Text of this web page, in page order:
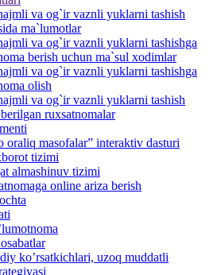
va og`ir vaznli yuklarni tashish
ma`lumotlar
va og`ir vaznli yuklarni tashishga
berish uchun ma`sul xodimlar
va og`ir vaznli yuklarni tashishga
olish
va og`ir vaznli yuklarni tashish
ruxsatnomalar
oraliq masofalar” interaktiv dasturi
tizimi
almashinuv tizimi
online ariza berish
koʼrsatkichlari, uzoq muddatli